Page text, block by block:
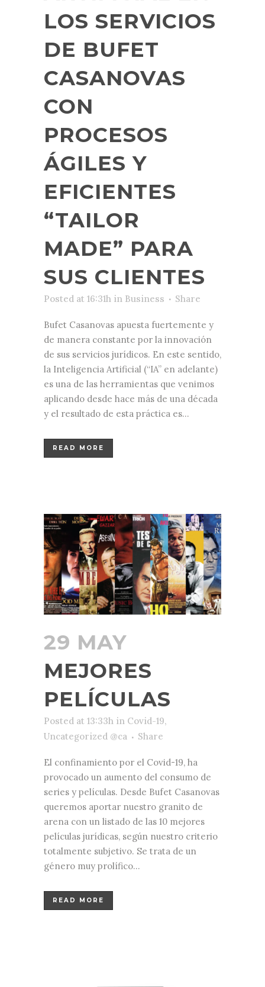
LOS SERVICIOS
DE BUFET
CASANOVAS
CON
PROCESOS
ÁGILES Y
EFICIENTES
“TAILOR
MADE” PARA
SUS CLIENTES
Posted at 16:31h in Business Share
Bufet Casanovas apuesta fuertemente y
de manera constante por la innovación
de sus servicios jurídicos. En este sentido,
la Inteligencia Artificial (“IA” en adelante)
es una de las herramientas que venimos
aplicando desde hace más de una década
y el resultado de esta práctica es...
READ MORE
29 MAY
MEJORES
PELÍCULAS
Posted at 13:33h in Covid-19,
Uncategorized @ca
Share
El confinamiento por el Covid-19, ha
provocado un aumento del consumo de
series y películas. Desde Bufet Casanovas
queremos aportar nuestro granito de
arena con un listado de las 10 mejores
películas jurídicas, según nuestro criterio
totalmente subjetivo. Se trata de un
género muy prolífico...
READ MORE